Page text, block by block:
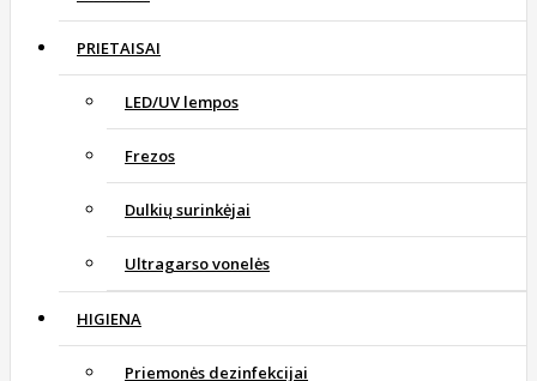
PRIETAISAI
LED/UV lempos
Frezos
Dulkių surinkėjai
Ultragarso vonelės
HIGIENA
Priemonės dezinfekcijai